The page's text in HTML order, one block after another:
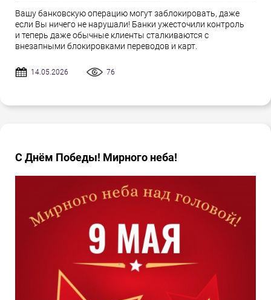
Вашу банковскую операцию могут заблокировать, даже
если Вы ничего не нарушали! Банки ужесточили контроль
и теперь даже обычные клиенты сталкиваются с
внезапными блокировками переводов и карт.
14.05.2026 76
С Днём Победы! Мирного неба!